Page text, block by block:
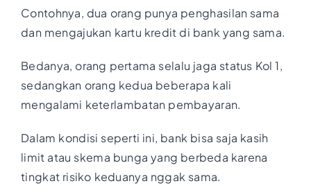
Contohnya, dua orang punya penghasilan sama
dan mengajukan kartu kredit di bank yang sama.
Bedanya, orang pertama selalu jaga status Kol 1,
sedangkan orang kedua beberapa kali
mengalami keterlambatan pembayaran.
Dalam kondisi seperti ini, bank bisa saja kasih
limit atau skema bunga yang berbeda karena
tingkat risiko keduanya nggak sama.